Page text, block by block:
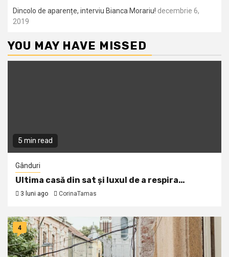
Dincolo de aparențe, interviu Bianca Morariu! decembrie 6,
2019
YOU MAY HAVE MISSED
5 min read
Gânduri
Ultima casă din sat și luxul de a respira…
3 luni ago CorinaTamas
4